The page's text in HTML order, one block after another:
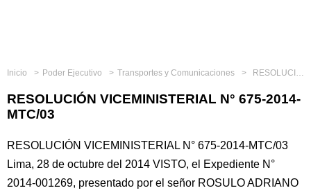
Inicio Poder Ejecutivo Transportes y Comunicaciones RESOLUCIÓN VICEMINISTERIAL N° 675-2014-MTC/03
RESOLUCIÓN VICEMINISTERIAL N° 675-2014-
MTC/03
RESOLUCIÓN VICEMINISTERIAL N° 675-2014-MTC/03
Lima, 28 de octubre del 2014 VISTO, el Expediente N°
2014-001269, presentado por el señor ROSULO ADRIANO